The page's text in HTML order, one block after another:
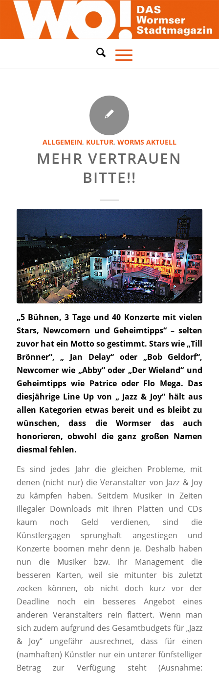
ALLGEMEIN, KULTUR, WORMS AKTUELL
MEHR VERTRAUEN
BITTE!!
„5 Bühnen, 3 Tage und 40 Konzerte mit vielen
Stars, Newcomern und Geheimtipps“ – selten
zuvor hat ein Motto so gestimmt. Stars wie „Till
Brönner“, „ Jan Delay“ oder „Bob Geldorf“,
Newcomer wie „Abby“ oder „Der Wieland“ und
Geheimtipps wie Patrice oder Flo Mega. Das
diesjährige Line Up von „ Jazz & Joy“ hält aus
allen Kategorien etwas bereit und es bleibt zu
wünschen, dass die Wormser das auch
honorieren, obwohl die ganz großen Namen
diesmal fehlen.
Es sind jedes Jahr die gleichen Probleme, mit
denen (nicht nur) die Veranstalter von Jazz & Joy
zu kämpfen haben. Seitdem Musiker in Zeiten
illegaler Downloads mit ihren Platten und CDs
kaum noch Geld verdienen, sind die
Künstlergagen sprunghaft angestiegen und
Konzerte boomen mehr denn je. Deshalb haben
nun die Musiker bzw. ihr Management die
besseren Karten, weil sie mitunter bis zuletzt
zocken können, ob nicht doch kurz vor der
Deadline noch ein besseres Angebot eines
anderen Veranstalters rein flattert. Wenn man
sich zudem aufgrund des Gesamtbudgets für „Jazz
& Joy“ ungefähr ausrechnet, dass für einen
(namhaften) Künstler nur ein unterer fünfstelliger
Betrag zur Verfügung steht (Ausnahme: